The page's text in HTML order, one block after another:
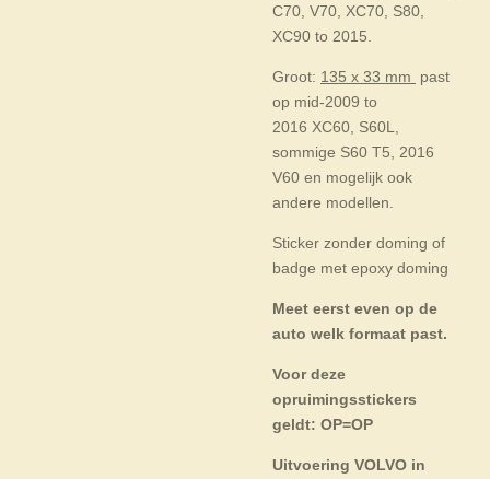
C70, V70, XC70, S80,
XC90 to 2015.
Groot: 135 x 33 mm
past
op mid-2009 to
2016 XC60, S60L,
sommige S60 T5 , 2016
V60 en mogelijk ook
andere modellen.
Sticker zonder doming of
badge met epoxy doming
Meet eerst even op de
auto welk formaat past.
Voor deze
opruimingsstickers
geldt: OP=OP
Uitvoering VOLVO in